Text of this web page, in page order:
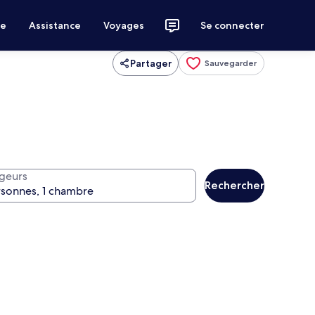
Assistance Voyages Se connecter
Partager Sauvegarder
Rechercher